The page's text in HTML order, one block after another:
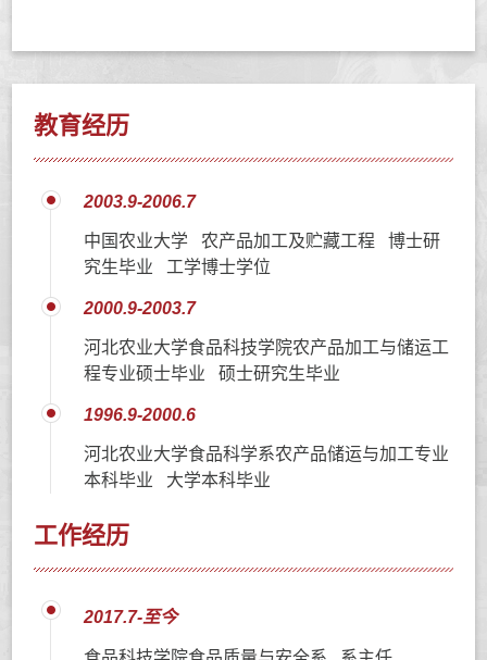
教育经历
2003.9-2006.7
中国农业大学 农产品加工及贮藏工程 博士研
究生毕业 工学博士学位
2000.9-2003.7
河北农业大学食品科技学院农产品加工与储运工
程专业硕士毕业 硕士研究生毕业
1996.9-2000.6
河北农业大学食品科学系农产品储运与加工专业
本科毕业 大学本科毕业
工作经历
2017.7-至今